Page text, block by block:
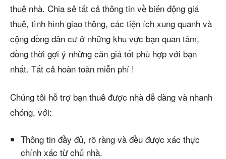
thuê nhà. Chia sẻ tất cả thông tin về biến động giá
thuê, tình hình giao thông, các tiện ích xung quanh và
cộng đồng dân cư ở những khu vực bạn quan tâm,
đồng thời gợi ý những căn giá tốt phù hợp với bạn
nhất. Tất cả hoàn toàn miễn phí !
Chúng tôi hỗ trợ bạn thuê được nhà dễ dàng và nhanh
chóng, với:
Thông tin đầy đủ, rõ ràng và đều được xác thực
chính xác từ chủ nhà.